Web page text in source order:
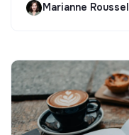
Marianne Roussel